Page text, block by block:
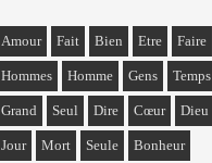
Amour Fait Bien Etre Faire
Hommes Homme Gens Temps
Grand Seul Dire Cœur Dieu
Jour Mort Seule Bonheur